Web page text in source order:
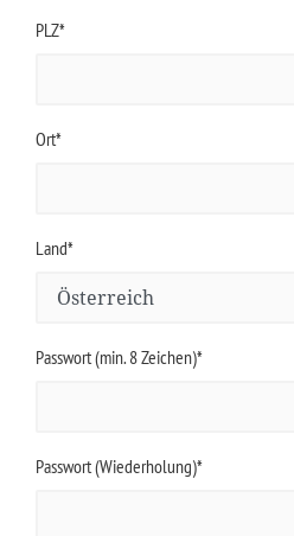
PLZ*
Ort*
Land*
Passwort (min. 8 Zeichen)*
Passwort (Wiederholung)*